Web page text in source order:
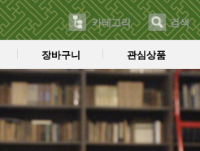
카테고리 검색
장바구니 관심상품